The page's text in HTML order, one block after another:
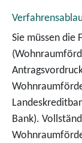
Sie müssen die
Bank).